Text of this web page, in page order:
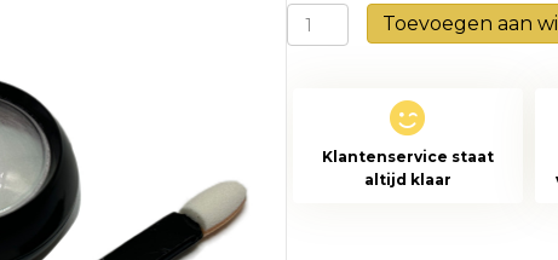
TM
Nails
Chromepoeder
aantal
Toevoegen aan
Klantenservice staat
altijd klaar